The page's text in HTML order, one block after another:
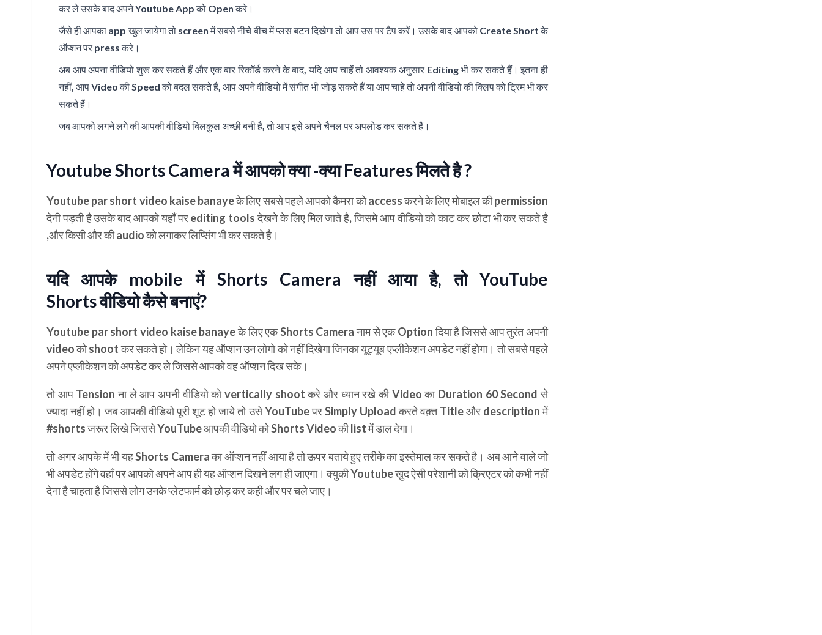
कर ले उसके बाद अपने Youtube App को Open करे।
जैसे ही आपका app खुल जायेगा तो screen में सबसे नीचे बीच में प्लस बटन दिखेगा तो आप उस पर टैप करें। उसके बाद आपकोCreate Shortके
ऑप्शन पर press करे।
अब आप अपना वीडियो शुरू कर सकते हैं और एक बार रिकॉर्ड करने के बाद, यदि आप चाहें तो आवश्यक अनुसार Editing भी कर सकते हैं। इतना ही
नहीं, आप Video की Speed को बदल सकते हैं, आप अपने वीडियो में संगीत भी जोड़ सकते हैं या आप चाहे तो अपनी वीडियो की क्लिप को ट्रिम भी कर
सकते हैं।
जब आपको लगने लगे की आपकी वीडियो बिलकुल अच्छी बनी है, तो आप इसे अपने चैनल पर अपलोड कर सकते हैं।
Youtube Shorts Camera में आपको क्या -क्या Features मिलते है ?
Youtube par short video kaise banaye के लिए सबसे पहले आपको कैमरा कोaccessकरने के लिए मोबाइल कीpermission
देनी पड़ती है उसके बाद आपको यहाँ परediting toolsदेखने के लिए मिल जाते है, जिसमे आप वीडियो को काट कर छोटा भी कर सकते है
,और किसी और की audio को लगाकर लिप्सिंग भी कर सकते है।
यदि आपके mobile में Shorts Camera नहीं आया है, तो YouTube
Shorts वीडियो कैसे बनाएं?
Youtube par short video kaise banaye के लिए एक Shorts Camera नाम से एक Option दिया है जिससे आप तुरंत अपनी
video को shoot कर सकते हो। लेकिन यह ऑप्शन उन लोगो को नहीं दिखेगा जिनका यूट्यूब एप्लीकेशन अपडेट नहीं होगा। तो सबसे पहले
अपने एप्लीकेशन को अपडेट कर ले जिससे आपको वह ऑप्शन दिख सके।
तो आप Tension ना ले आप अपनी वीडियो को vertically shoot करे और ध्यान रखे की Video का Duration 60 Second से
ज्यादा नहीं हो। जब आपकी वीडियो पूरी शूट हो जाये तो उसे YouTube पर Simply Upload करते वक़्त Title और description में
#shorts जरूर लिखे जिससे YouTube आपकी वीडियो को Shorts Video की list में डाल देगा।
तो अगर आपके में भी यह Shorts Camera का ऑप्शन नहीं आया है तो ऊपर बताये हुए तरीके का इस्तेमाल कर सकते है। अब आने वाले जो
भी अपडेट होंगे वहाँ पर आपको अपने आप ही यह ऑप्शन दिखने लग ही जाएगा। क्युकी Youtube खुद ऐसी परेशानी को क्रिएटर को कभी नहीं
देना है चाहता है जिससे लोग उनके प्लेटफार्म को छोड़ कर कही और पर चले जाए।